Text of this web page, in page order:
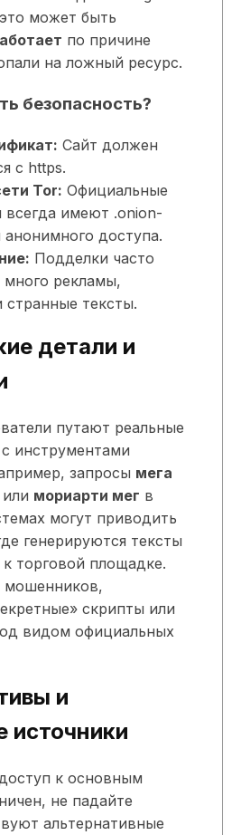
может быть
по причине
на ложный ресурс.
безопасность?
Сайт должен
с https.
Tor: Официальные
всегда имеют .onion-
анонимного доступа.
Подделки часто
рекламы,
странные тексты.
детали и
путают реальные
инструментами
запросы мега
или мориарти мег в
могут приводить
генерируются тексты
торговой площадке.
мошенников,
скрипты или
видом официальных
и
к основным
не падайте
альтернативные